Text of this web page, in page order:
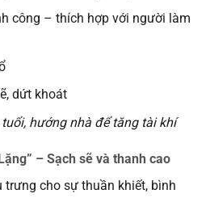
công – thích hợp với người làm
dứt khoát
hướng nhà để tăng tài khí
– Sạch sẽ và thanh cao
trưng cho sự thuần khiết, bình